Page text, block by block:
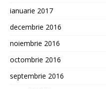
ianuarie 2017
decembrie 2016
noiembrie 2016
octombrie 2016
septembrie 2016